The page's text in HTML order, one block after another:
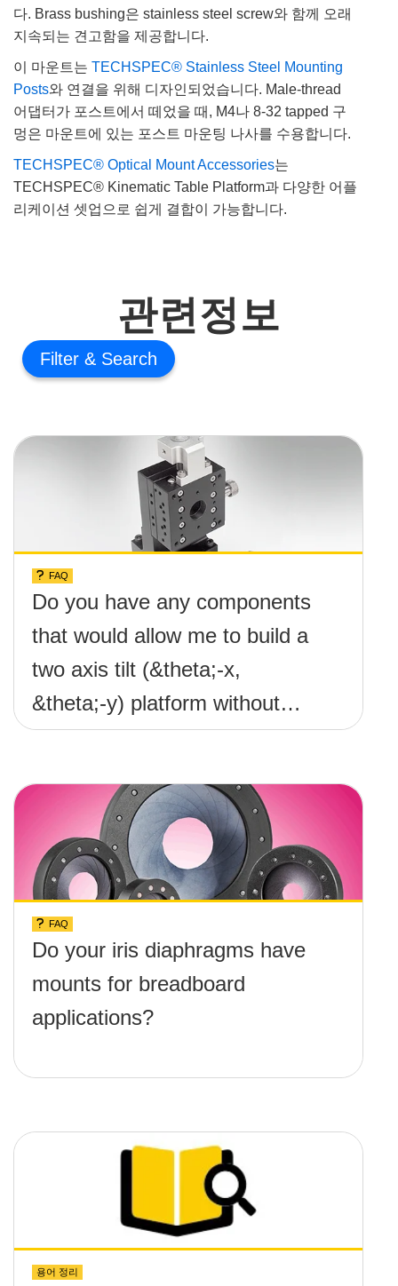
다. Brass bushing은 stainless steel screw와 함께 오래
지속되는 견고함을 제공합니다.
이 마운트는 TECHSPEC® Stainless Steel Mounting
Posts와 연결을 위해 디자인되었습니다. Male-thread
어댑터가 포스트에서 떼었을 때, M4나 8-32 tapped 구
멍은 마운트에 있는 포스트 마운팅 나사를 수용합니다.
TECHSPEC® Optical Mount Accessories는
TECHSPEC® Kinematic Table Platform과 다양한 어플
리케이션 셋업으로 쉽게 결합이 가능합니다.
관련정보
Filter
FAQ
Do you have any components
that would allow me to build a
two axis tilt (&theta;-x,
&theta;-y) platform without
any screws protruding up
FAQ
Do your iris diaphragms have
mounts for breadboard
applications?
용어 정리